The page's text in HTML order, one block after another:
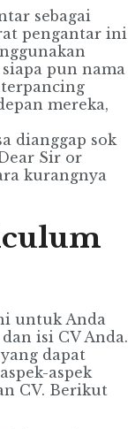
sebagai
pengantar ini
pun nama
mereka,
dianggap sok
Sir or
kurangnya
untuk Anda
isi CV Anda.
dapat
aspek
CV. Berikut